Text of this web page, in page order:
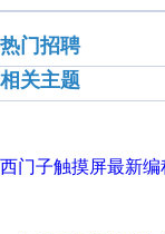
热门招聘
相关主题
西门子触摸屏最新编